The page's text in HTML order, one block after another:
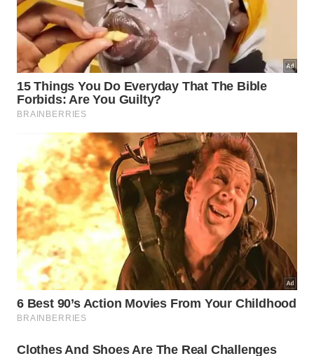
Tanto as plantas quanto as tecnologias
fotovoltaicas enfrentam dificuldades semelhantes
ao lidar com perdas energéticas severas em forma
de calor. O novo sistema busca reverter esse
cenário limitador, aproximando os resultados
industriais do rendimento ideal observado na
natureza através destes importantes